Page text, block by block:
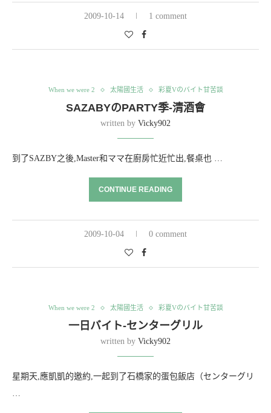
2009-10-14 1 comment
When we were 2 太陽國生活 彩夏Vのバイト甘苦談
SAZABYのPARTY季-清酒會
written by Vicky902
到了SAZBY之後,Master和ママ在廚房忙近忙出,餐桌也 …
CONTINUE READING
2009-10-04 0 comment
When we were 2 太陽國生活 彩夏Vのバイト甘苦談
一日バイト-センターグリル
written by Vicky902
星期天,應凱凱的邀約,一起到了石橋家的蛋包飯店（センターグリ
…